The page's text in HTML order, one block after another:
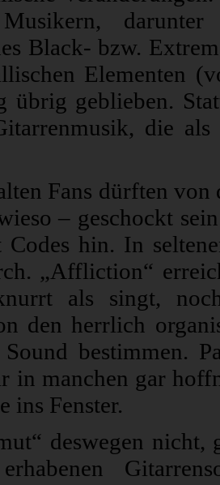
darunter
Black- bzw.
Elementen
übrig geblieben.
die
Fans dürften
– geschockt
Codes hin. In
„Affliction“
als singt,
den herrlich
bestimmen.
in manchen gar
ins Fenster.
deswegen